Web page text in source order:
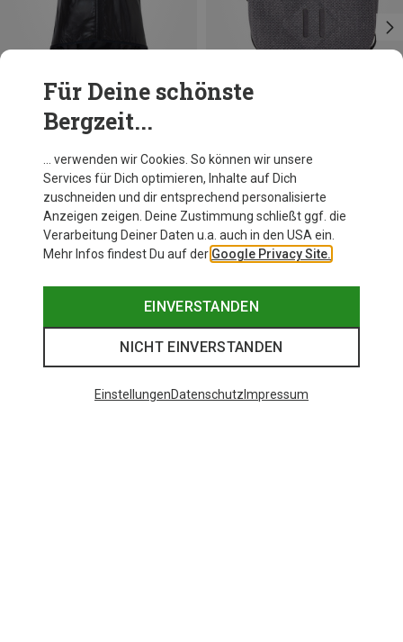
Du sparst bis 47%
Eagle Creek
Pack-It Dry Cube S Schutzhülle
49,95 €
Für Deine schönste
Bergzeit...
… verwenden wir Cookies. So können wir unsere
Services für Dich optimieren, Inhalte auf Dich
zuschneiden und dir entsprechend personalisierte
Anzeigen zeigen. Deine Zustimmung schließt ggf. die
Verarbeitung Deiner Daten u.a. auch in den USA ein.
Mehr Infos findest Du auf der Google Privacy Site.
EINVERSTANDEN
NICHT EINVERSTANDEN
EinstellungenDatenschutz Impressum